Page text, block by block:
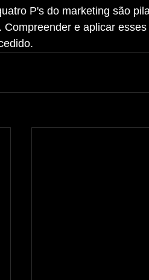
Compreender e aplicar